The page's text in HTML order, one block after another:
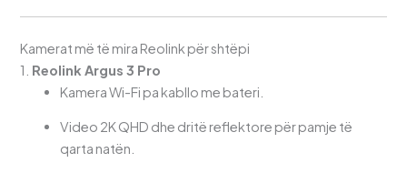
Kamerat më të mira Reolink për shtëpi
1. Reolink Argus 3 Pro
Kamera Wi-Fi pa kabllo me bateri.
Video 2K QHD dhe dritë reflektore për pamje të
qarta natën.